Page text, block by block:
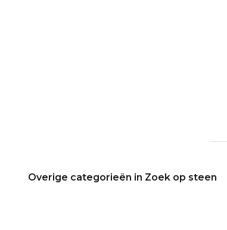
Overige categorieën in Zoek op steen